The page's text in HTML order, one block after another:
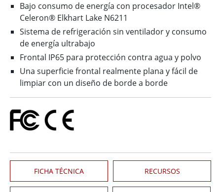
Bajo consumo de energía con procesador Intel®
Celeron® Elkhart Lake N6211
Sistema de refrigeración sin ventilador y consumo
de energía ultrabajo
Frontal IP65 para protección contra agua y polvo
Una superficie frontal realmente plana y fácil de
limpiar con un diseño de borde a borde
FICHA TÉCNICA RECURSOS